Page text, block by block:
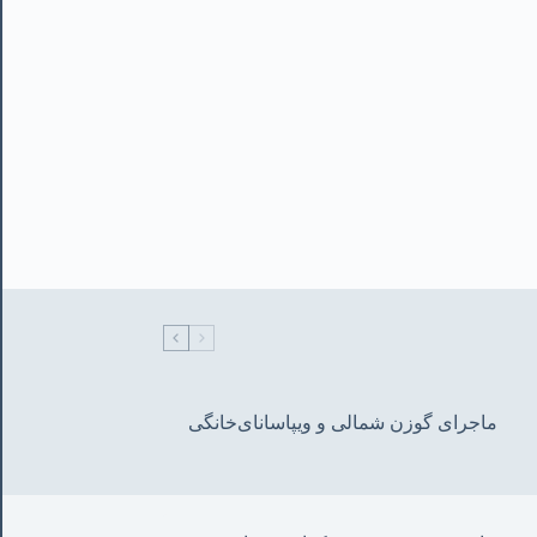
ماجرای گوزن شمالی و‌ ویپاسانای‌خانگی